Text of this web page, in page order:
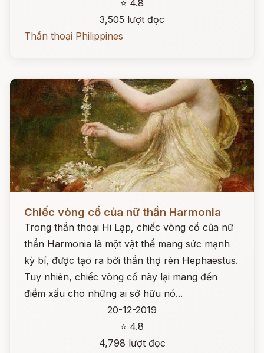
⭐ 4.8
3,505 lượt đọc
Thần thoại Philippines
Đọc ngay
Chiếc vòng cổ của nữ thần Harmonia
Trong thần thoại Hi Lạp, chiếc vòng cổ của nữ
thần Harmonia là một vật thể mang sức mạnh
kỳ bí, được tạo ra bởi thần thợ rèn Hephaestus.
Tuy nhiên, chiếc vòng cổ này lại mang đến
điềm xấu cho những ai sở hữu nó...
20-12-2019
⭐ 4.8
4,798 lượt đọc